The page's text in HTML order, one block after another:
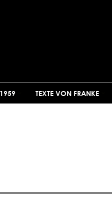
TEXTE VON FRANKE